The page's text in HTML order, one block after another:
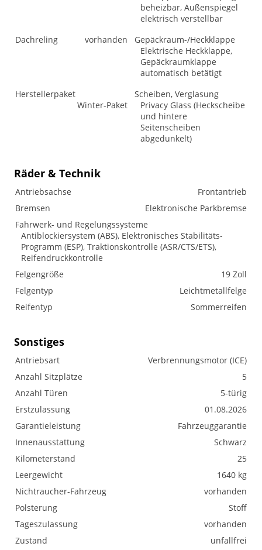
beheizbar, Außenspiegel
elektrisch verstellbar
Dachreling
vorhanden
Gepäckraum-/Heckklappe
Elektrische Heckklappe,
Gepäckraumklappe
automatisch betätigt
Herstellerpaket
Winter-Paket
Scheiben, Verglasung
Privacy Glass (Heckscheibe
und hintere
Seitenscheiben
abgedunkelt)
Räder & Technik
Antriebsachse
Frontantrieb
Bremsen
Elektronische Parkbremse
Fahrwerk- und Regelungssysteme
Antiblockiersystem (ABS), Elektronisches Stabilitäts-
Programm (ESP), Traktionskontrolle (ASR/CTS/ETS),
Reifendruckkontrolle
Felgengröße
19 Zoll
Felgentyp
Leichtmetallfelge
Reifentyp
Sommerreifen
Sonstiges
Antriebsart
Verbrennungsmotor (ICE)
Anzahl Sitzplätze
5
Anzahl Türen
5-türig
Erstzulassung
01.08.2026
Garantieleistung
Fahrzeuggarantie
Innenausstattung
Schwarz
Kilometerstand
25
Leergewicht
1640 kg
Nichtraucher-Fahrzeug
vorhanden
Polsterung
Stoff
Tageszulassung
vorhanden
Zustand
unfallfrei